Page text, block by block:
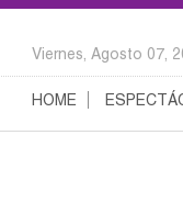
Viernes, Agosto 07,
HOME